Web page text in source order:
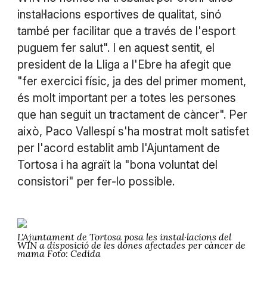
instal·lacions esportives de qualitat, sinó
també per facilitar que a través de l'esport
puguem fer salut". I en aquest sentit, el
president de la Lliga a l'Ebre ha afegit que
"fer exercici físic, ja des del primer moment,
és molt important per a totes les persones
que han seguit un tractament de càncer". Per
això, Paco Vallespí s'ha mostrat molt satisfet
per l'acord establit amb l'Ajuntament de
Tortosa i ha agraït la "bona voluntat del
consistori" per fer-lo possible.
L'Ajuntament de Tortosa posa les instal·lacions del
WIN a disposició de les dones afectades per càncer de
mama Foto: Cedida